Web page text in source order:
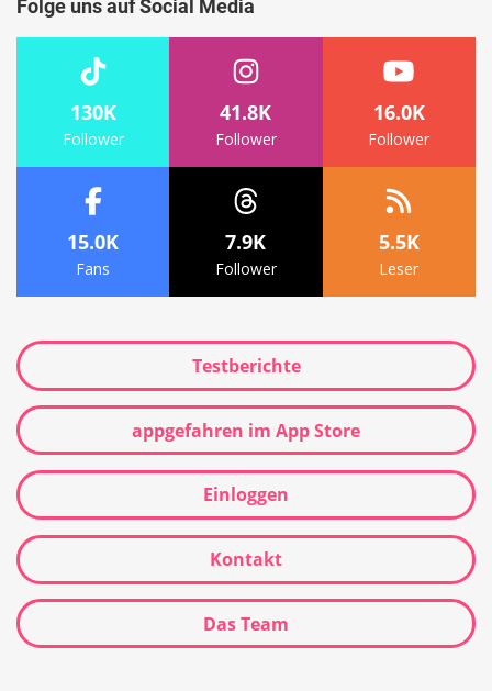
Folge uns auf Social Media
130K
Follower
41.8K
Follower
16.0K
Follower
15.0K
Fans
7.9K
Follower
5.5K
Leser
Testberichte
appgefahren im App Store
Einloggen
Kontakt
Das Team